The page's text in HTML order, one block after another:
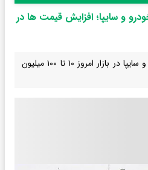
و سایپا؛ افزایش قیمت ها در
قیمت محصولات ایران‌خودرو و سایپا در بازار امروز ۱۰ تا ۱۰۰ میلیون